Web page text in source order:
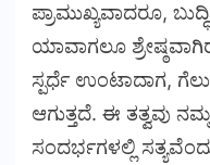
ಪ್ರಾಮುಖ್ಯವಾದರೂ,
ಯಾವಾಗಲೂ
ಸ್ಪರ್ಧೆ ಉಂಟಾದಾಗ,
ಆಗುತ್ತದೆ. ಈ ತತ್ವವು
ಸಂದರ್ಭಗಳಲ್ಲಿ